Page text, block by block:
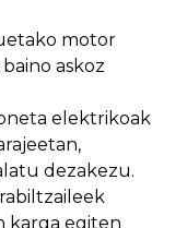
motor
askoz
elektrikoak
dezakezu.
karga egiten